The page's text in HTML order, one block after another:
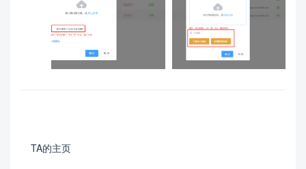
TA的主页